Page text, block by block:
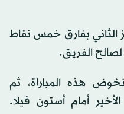
بفارق خمس نقاط
الفريق.
هذه المباراة، ثم
​أمام أستون فيلا.